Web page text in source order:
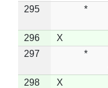
295
*
296
X
297
*
298
X